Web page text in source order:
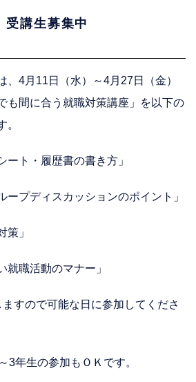
受講生募集中
、4月11日（水）～4月27日（金）
も間に合う就職対策講座」を以下の
。
ート・履歴書の書き方」
ープディスカッションのポイント」
策」
就職活動のマナー」
すので可能な日に参加してくださ
3年生の参加もＯＫです。